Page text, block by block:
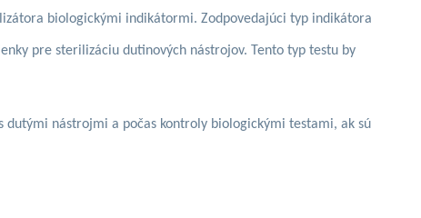
biologickými indikátormi. Zodpovedajúci typ indikátora
pre sterilizáciu dutinových nástrojov. Tento typ testu by
nástrojmi a počas kontroly biologickými testami, ak sú